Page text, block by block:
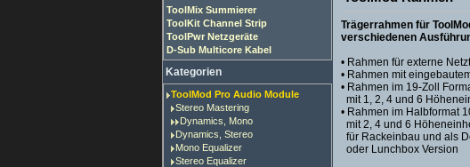
ToolMix Summierer
ToolKit Channel Strip
ToolPwr Netzgeräte
D-Sub Multicore Kabel
Kategorien
ToolMod Pro Audio Module
Stereo Mastering
Dynamics, Mono
Dynamics, Stereo
Mono Equalizer
Stereo Equalizer
Trägerrahmen für
verschiedenen
• Rahmen für externe
• Rahmen mit
• Rahmen im 19-Zoll
mit 1, 2, 4 und 6
• Rahmen im Halbformat
mit 2, 4 und 6
für Rackeinbau und als
oder Lunchbox Version